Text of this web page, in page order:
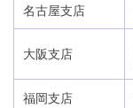
名古屋支店
大阪支店
福岡支店